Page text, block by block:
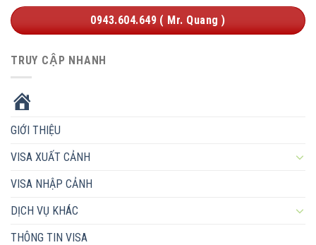
0943.604.649 ( Mr. Quang )
TRUY CẬP NHANH
GIỚI THIỆU
VISA XUẤT CẢNH
VISA NHẬP CẢNH
DỊCH VỤ KHÁC
THÔNG TIN VISA